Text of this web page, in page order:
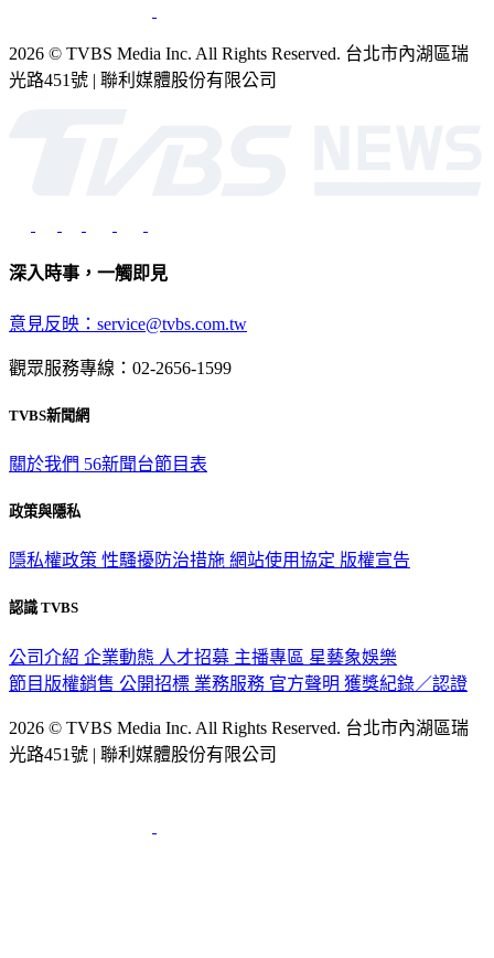
2026 © TVBS Media Inc. All Rights Reserved. 台北市內湖區瑞
光路451號 | 聯利媒體股份有限公司
深入時事，一觸即見
意見反映：service@tvbs.com.tw
觀眾服務專線：02-2656-1599
TVBS新聞網
關於我們 56新聞台節目表
政策與隱私
隱私權政策 性騷擾防治措施 網站使用協定 版權宣告
認識 TVBS
公司介紹 企業動態 人才招募 主播專區 星藝象娛樂
節目版權銷售 公開招標 業務服務 官方聲明 獲獎紀錄／認證
2026 © TVBS Media Inc. All Rights Reserved. 台北市內湖區瑞
光路451號 | 聯利媒體股份有限公司